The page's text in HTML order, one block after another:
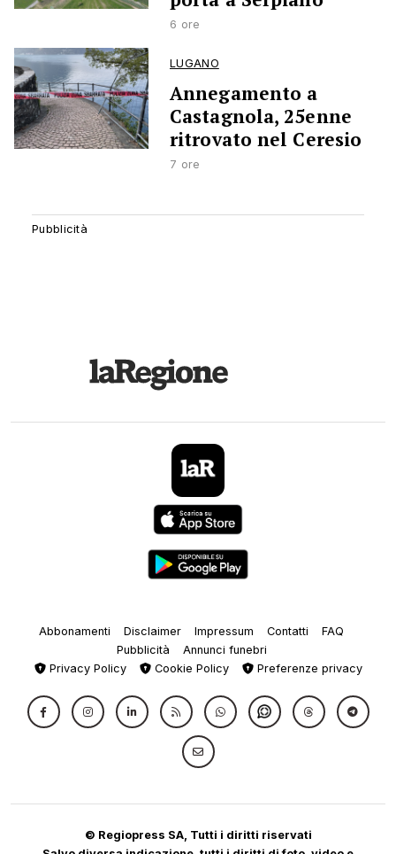
6 ore
LUGANO
Annegamento a
Castagnola, 25enne
ritrovato nel Ceresio
7 ore
Abbonamenti Disclaimer Impressum Contatti
FAQ
Pubblicità
Annunci funebri
Privacy Policy
Cookie Policy Preferenze privacy
© Regiopress SA, Tutti i diritti riservati